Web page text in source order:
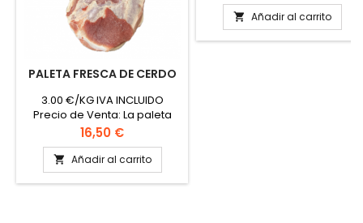
PALETA FRESCA DE CERDO
3.00 €/KG IVA INCLUIDO
Precio de Venta: La paleta
Unidad de Venta: La paleta
Peso aproximado: 5.5 kg
Precio
16,50 €
 Añadir al carrito
 Añadir al carrito